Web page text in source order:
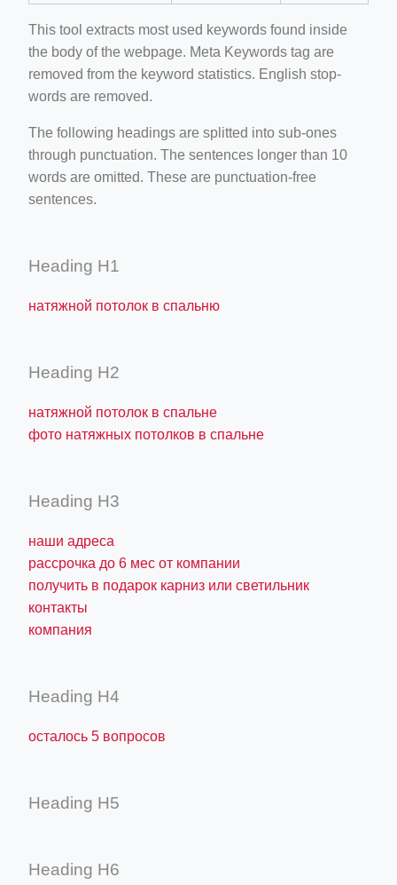
This tool extracts most used keywords found inside
the body of the webpage. Meta Keywords tag are
removed from the keyword statistics. English stop-
words are removed.
The following headings are splitted into sub-ones
through punctuation. The sentences longer than 10
words are omitted. These are punctuation-free
sentences.
Heading H1
натяжной потолок в спальню
Heading H2
натяжной потолок в спальне
фото натяжных потолков в спальне
Heading H3
наши адреса
рассрочка до 6 мес от компании
получить в подарок карниз или светильник
контакты
компания
Heading H4
осталось 5 вопросов
Heading H5
Heading H6